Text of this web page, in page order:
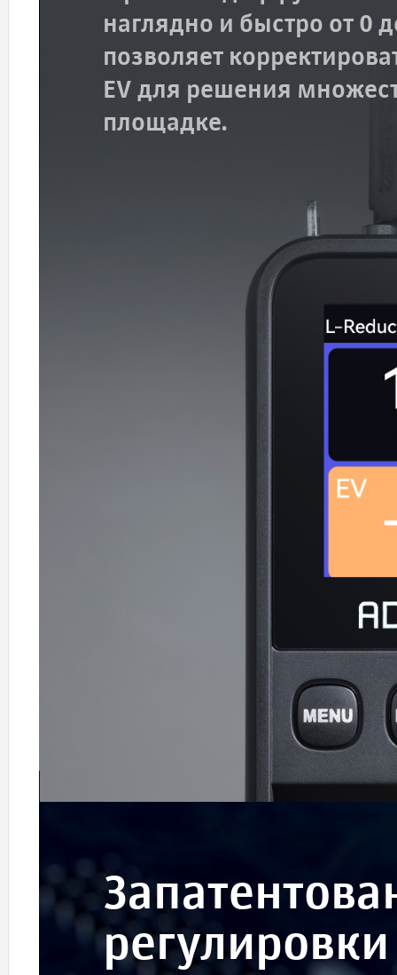
наглядно и быстро от 0
позволяет
EV для решения
площадке.